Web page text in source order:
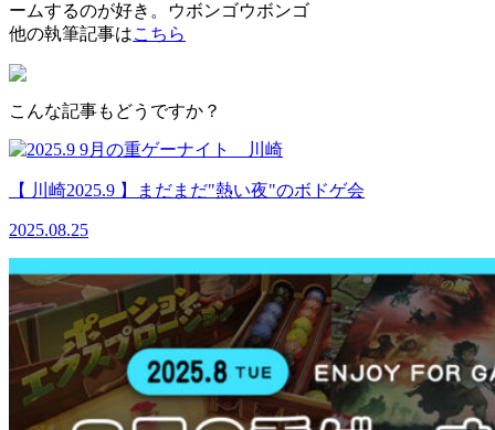
ームするのが好き。ウボンゴウボンゴ
他の執筆記事はこちら
こんな記事もどうですか？
【 川崎2025.9 】まだまだ"熱い夜"のボドゲ会
2025.08.25